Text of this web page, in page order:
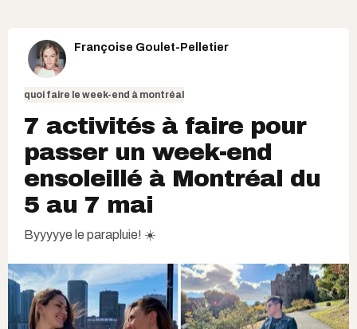
Françoise Goulet-Pelletier
quoi faire le week-end à montréal
7 activités à faire pour
passer un week-end
ensoleillé à Montréal du
5 au 7 mai
Byyyyye le parapluie! ☀️